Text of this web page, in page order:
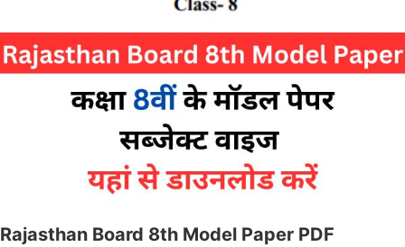
Rajasthan Board 8th Model Paper PDF